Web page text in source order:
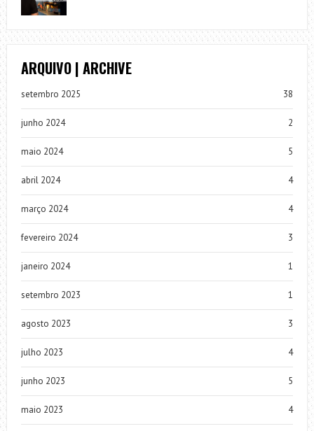
ARQUIVO | ARCHIVE
setembro 2025 38
junho 2024 2
maio 2024 5
abril 2024 4
março 2024 4
fevereiro 2024 3
janeiro 2024 1
setembro 2023 1
agosto 2023 3
julho 2023 4
junho 2023 5
maio 2023 4